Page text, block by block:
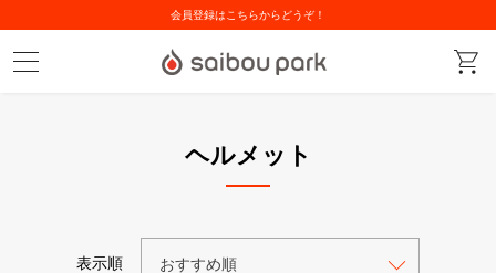
会員登録はこちらからどうぞ！
ヘルメット
表示順